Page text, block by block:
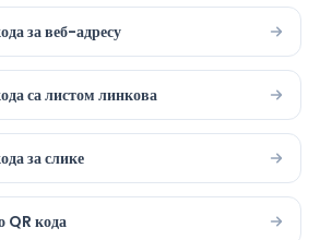
за веб-адресу
са листом линкова
за слике
QR кода